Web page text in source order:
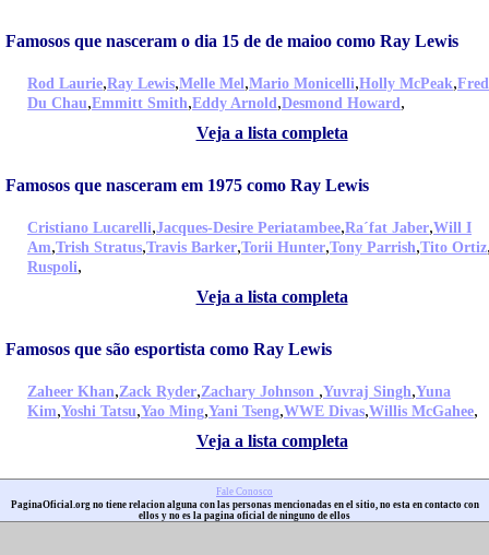
Famosos que nasceram o dia 15 de de maioo como Ray Lewis
Rod Laurie,Ray Lewis,Melle Mel,Mario Monicelli,Holly McPeak,
Du Chau,Emmitt Smith,Eddy Arnold,Desmond Howard,
Veja a lista completa
Famosos que nasceram em 1975 como Ray Lewis
Cristiano Lucarelli,Jacques-Desire Periatambee,Ra´fat Jaber,Will I
Am,Trish Stratus,Travis Barker,Torii Hunter,Tony Parrish,Tito Ortiz
Ruspoli,
Veja a lista completa
Famosos que são esportista como Ray Lewis
Zaheer Khan,Zack Ryder,Zachary Johnson ,Yuvraj Singh,Yuna
Kim,Yoshi Tatsu,Yao Ming,Yani Tseng,WWE Divas,Willis McGahee,
Veja a lista completa
Fale Conosco
PaginaOficial.org no tiene relacion alguna con las personas mencionadas en el sitio, no esta en contacto con
ellos y no es la pagina oficial de ninguno de ellos